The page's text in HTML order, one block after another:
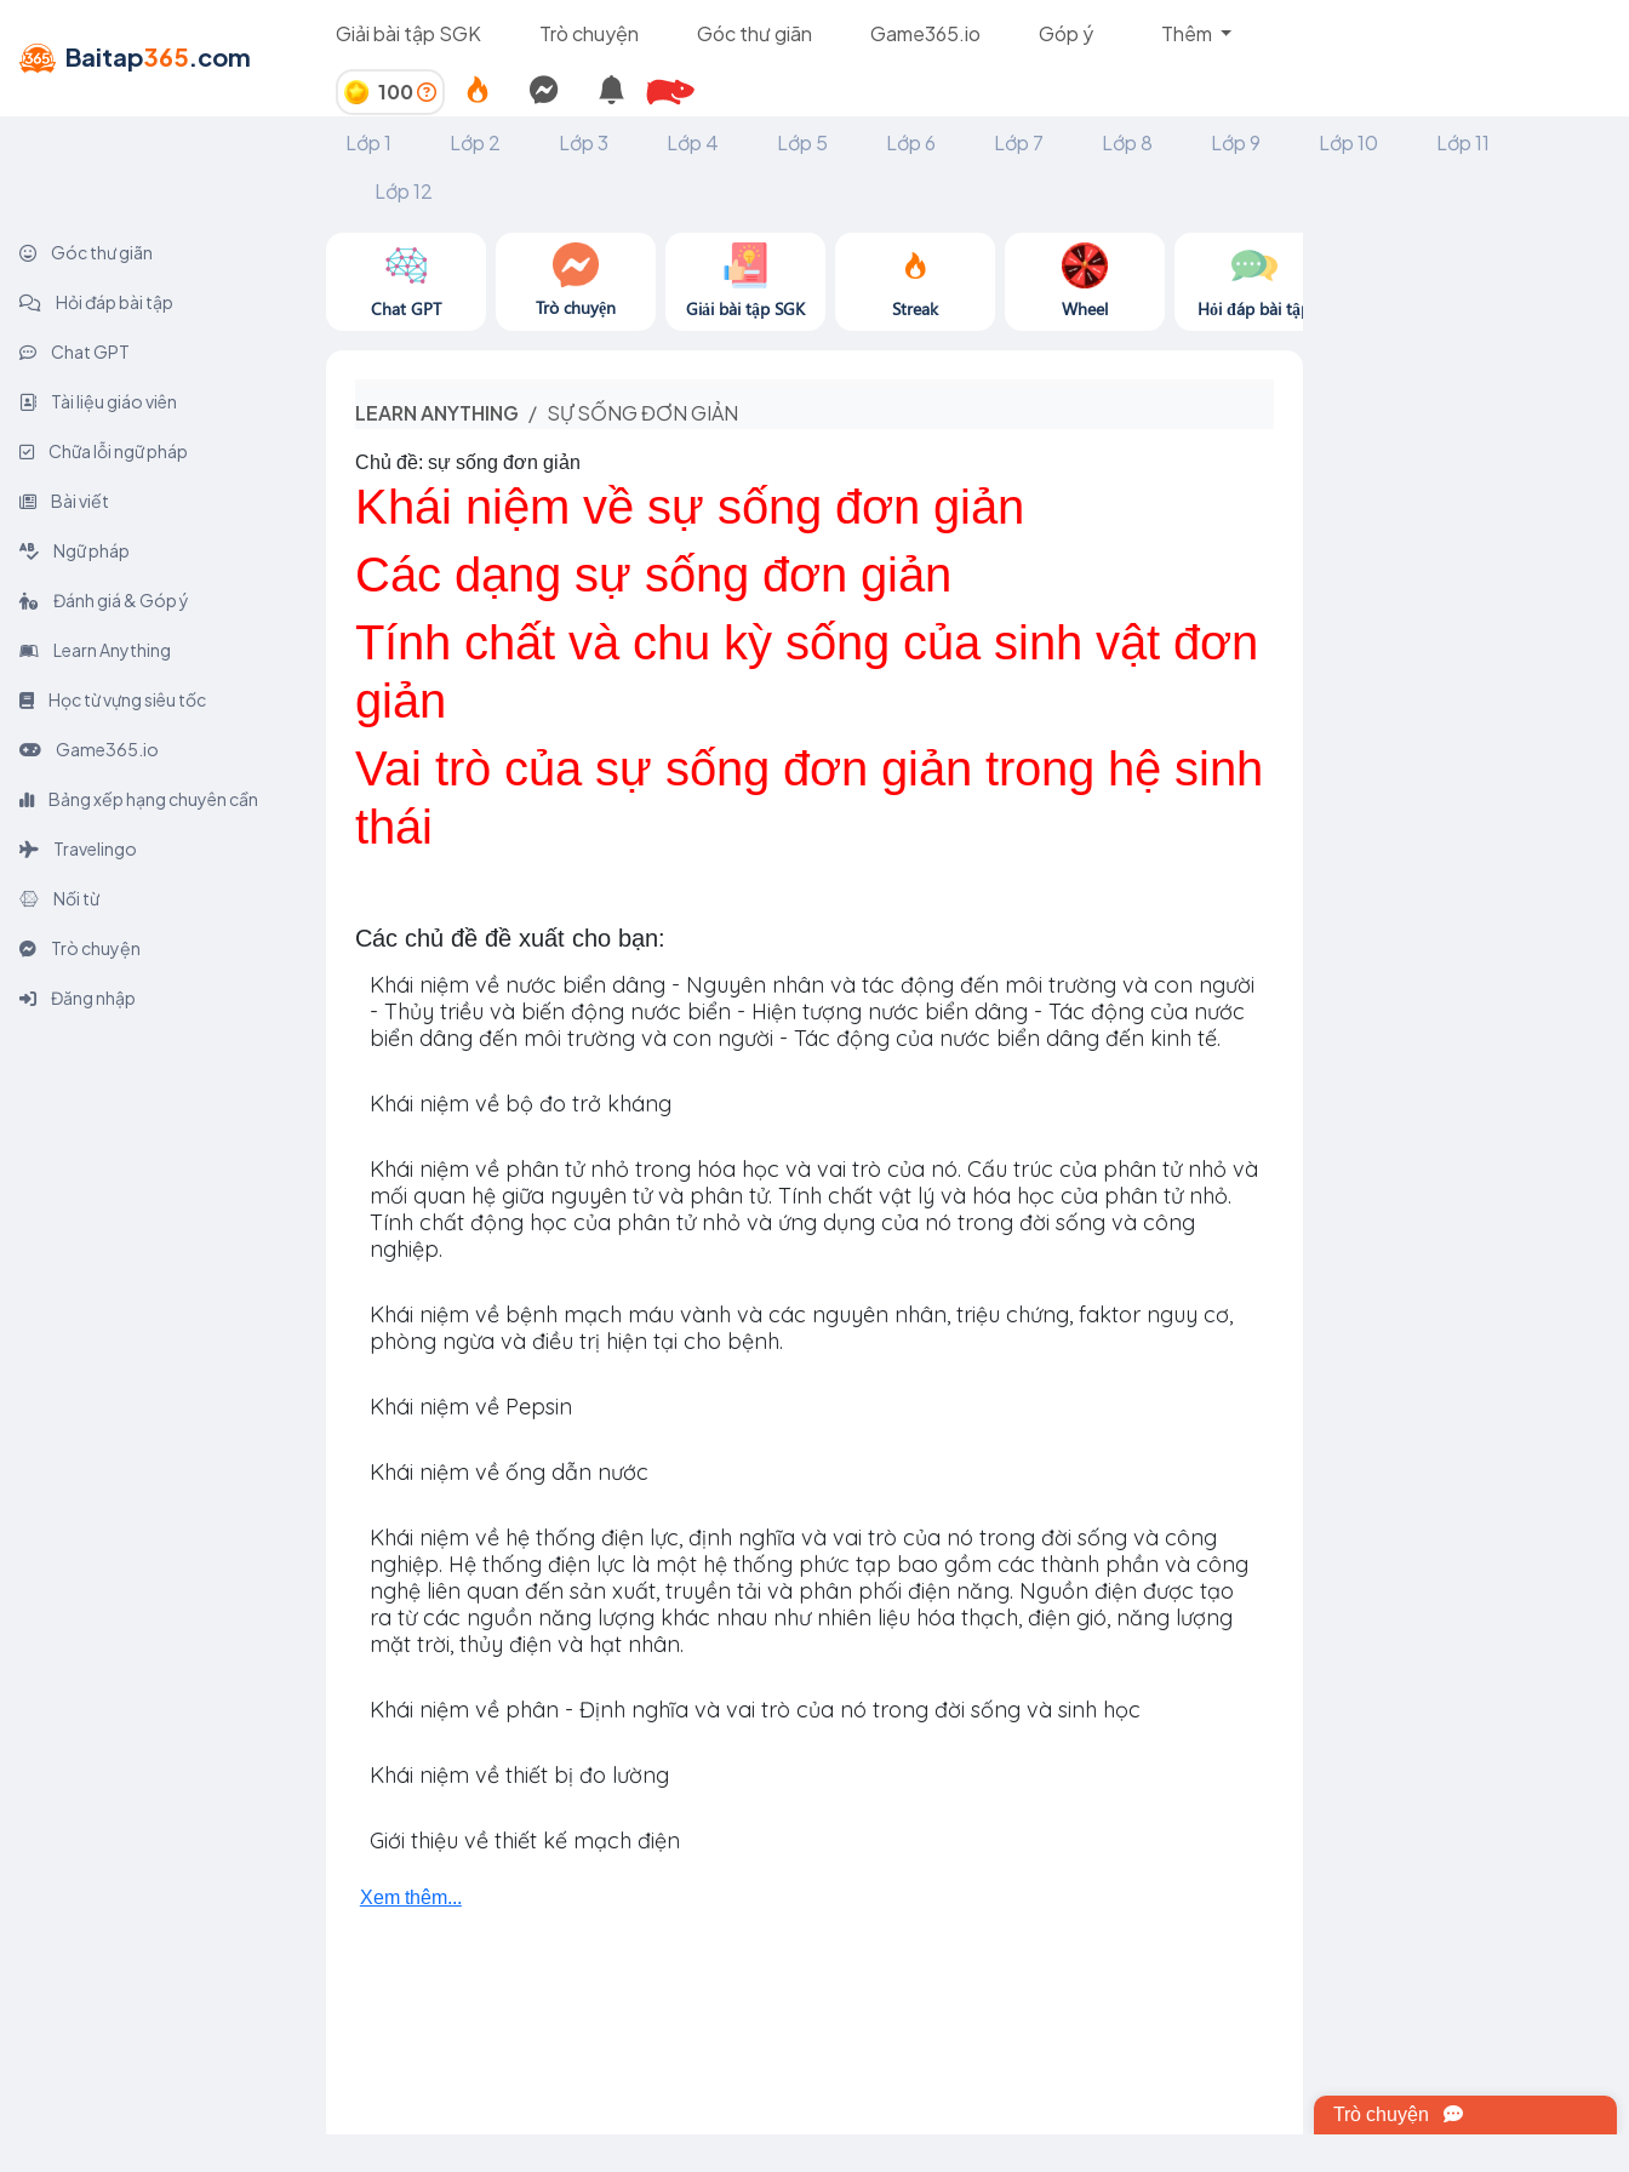
Baitap365.com
Giải bài tập SGK Trò chuyện Góc thư giãn Game365.io Góp ý Thêm
100
Lớp 1
Lớp 2 Lớp 3 Lớp 4 Lớp 5 Lớp 6 Lớp 7 Lớp 8 Lớp 9 Lớp 10
Lớp 11
Lớp 12
Trò chuyện
Góc thư giãn
Hỏi đáp bài tập
Chat GPT
Tài liệu giáo viên
Chữa lỗi ngữ pháp
Bài viết
Ngữ pháp
Đánh giá & Góp ý
Learn Anything
Học từ vựng siêu tốc
Game365.io
Bảng xếp hạng chuyên cần
Travelingo
Nối từ
Trò chuyện
Đăng nhập
Chat GPT Trò chuyện Giải bài tập SGK Streak Wheel Hỏi đáp bài tập
LEARN ANYTHING SỰ SỐNG ĐƠN GIẢN
Chủ đề: sự sống đơn giản
Khái niệm về sự sống đơn giản
Các dạng sự sống đơn giản
Tính chất và chu kỳ sống của sinh vật đơn
giản
Vai trò của sự sống đơn giản trong hệ sinh
thái
Các chủ đề đề xuất cho bạn:
Khái niệm về nước biển dâng - Nguyên nhân và tác động đến môi trường và con người
- Thủy triều và biến động nước biển - Hiện tượng nước biển dâng - Tác động của nước
biển dâng đến môi trường và con người - Tác động của nước biển dâng đến kinh tế.
Khái niệm về bộ đo trở kháng
Khái niệm về phân tử nhỏ trong hóa học và vai trò của nó. Cấu trúc của phân tử nhỏ và
mối quan hệ giữa nguyên tử và phân tử. Tính chất vật lý và hóa học của phân tử nhỏ.
Tính chất động học của phân tử nhỏ và ứng dụng của nó trong đời sống và công
nghiệp.
Khái niệm về bệnh mạch máu vành và các nguyên nhân, triệu chứng, faktor nguy cơ,
phòng ngừa và điều trị hiện tại cho bệnh.
Khái niệm về Pepsin
Khái niệm về ống dẫn nước
Khái niệm về hệ thống điện lực, định nghĩa và vai trò của nó trong đời sống và công
nghiệp. Hệ thống điện lực là một hệ thống phức tạp bao gồm các thành phần và công
nghệ liên quan đến sản xuất, truyền tải và phân phối điện năng. Nguồn điện được tạo
ra từ các nguồn năng lượng khác nhau như nhiên liệu hóa thạch, điện gió, năng lượng
mặt trời, thủy điện và hạt nhân.
Khái niệm về phân - Định nghĩa và vai trò của nó trong đời sống và sinh học
Khái niệm về thiết bị đo lường
Giới thiệu về thiết kế mạch điện
Xem thêm...